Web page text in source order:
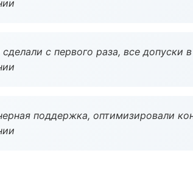
с первого раза, все допуски
поддержка, оптимизировали